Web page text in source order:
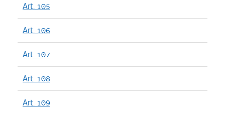
Art. 105
Art. 106
Art. 107
Art. 108
Art. 109